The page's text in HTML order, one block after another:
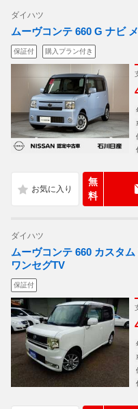
ダイハツ
ムーヴコンテ 660 G ナビ
保証付 購入プラン付き
無
料
ダイハツ
ムーヴコンテ 660 カスタ
ワンセグTV
保証付